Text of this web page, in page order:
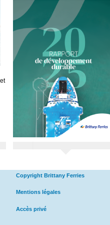
Copyright Brittany Ferries
Mentions légales
Accès privé